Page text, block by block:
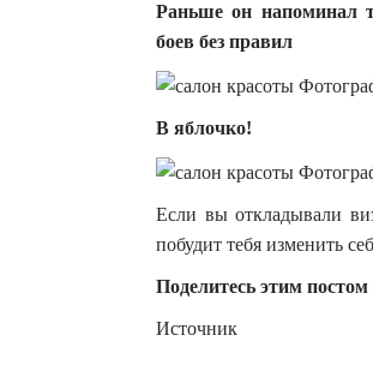
Раньше он напоминал
боев без правил
В яблочко!
Если вы откладывали
побудит тебя изменить
Поделитесь этим постом
Источник